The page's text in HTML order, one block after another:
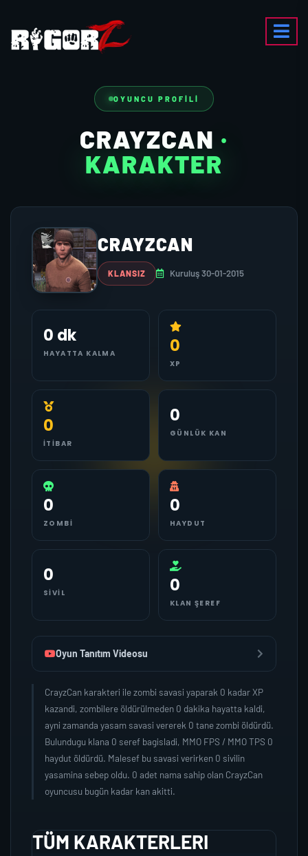
OYUNCU PROFILI
CRAYZCAN ·
KARAKTER
CRAYZCAN
KLANSIZ Kuruluş 30-01-2015
0 dk
HAYATTA KALMA 0
XP
0
İTIBAR
0
GÜNLÜK KAN
0
ZOMBI
0
HAYDUT
0
SIVIL 0
KLAN ŞEREF
Oyun Tanıtım Videosu
CrayzCan karakteri ile zombi savasi yaparak 0 kadar XP
kazandi, zombilere öldürülmeden 0 dakika hayatta kaldi,
ayni zamanda yasam savasi vererek 0 tane zombi öldürdü.
Bulundugu klana 0 seref bagisladi, MMO FPS / MMO TPS 0
haydut öldürdü. Malesef bu savasi verirken 0 sivilin
yasamina sebep oldu. 0 adet nama sahip olan CrayzCan
oyuncusu bugün kadar kan akitti.
TÜM KARAKTERLERI